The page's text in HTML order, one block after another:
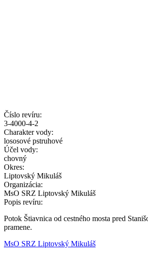
Číslo revíru:
3-4000-4-2
Charakter vody:
lososové pstruhové
Účel vody:
chovný
Okres:
Liptovský Mikuláš
Organizácia:
MsO SRZ Liptovský Mikuláš
Popis revíru:
Potok Štiavnica od cestného mosta pred
pramene.
MsO SRZ Liptovský Mikuláš